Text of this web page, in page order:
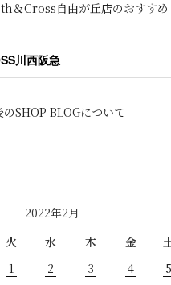
＆Cross自由が丘店のおすすめ
川西阪急
のSHOP BLOGについて
2022年2月
火 水 木 金
1
2 3 4
5